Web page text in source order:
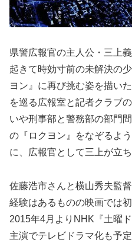
県警広報官の主人公・三上
起きて時効寸前の未解決の
ヨン』に再び挑む姿を描い
を巡る広報室と記者クラブ
いや刑事部と警務部の部門
の『ロクヨン』をなぞるよ
に、広報官として三上が立ち
佐藤浩市さんと横山秀夫監
経験はあるものの映画では初
2015年4月よりNHK『土曜
主演でテレビドラマ化も予定